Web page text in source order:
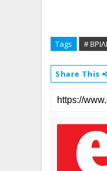
Tags #
Share This